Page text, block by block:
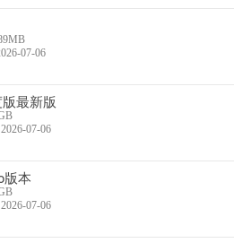
往下就可能挖到岩浆了！
矿了！
成在固定方向插火把的习惯（比如始
07-06
最新版
2026-07-06
版本
2026-07-06